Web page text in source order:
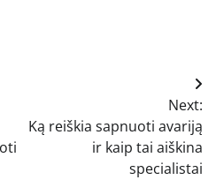
Next:
Ką reiškia sapnuoti avariją
ir kaip tai aiškina
specialistai